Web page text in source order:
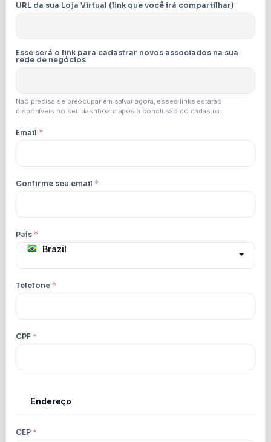
URL da sua Loja Virtual (link que você irá compartilhar)
Esse será o link para cadastrar novos associados na sua
rede de negócios
Não precisa se preocupar em salvar agora, esses links estarão
disponíveis no seu dashboard após a conclusão do cadastro.
Email *
Confirme seu email *
País *
Brazil
Telefone *
CPF *
Endereço
CEP *